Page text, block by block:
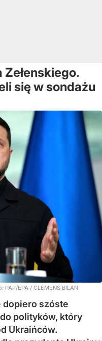
się w sondażu
PAP/EPA / CLEMENS BILAN
dopiero szóste
polityków, który
Ukraińców.